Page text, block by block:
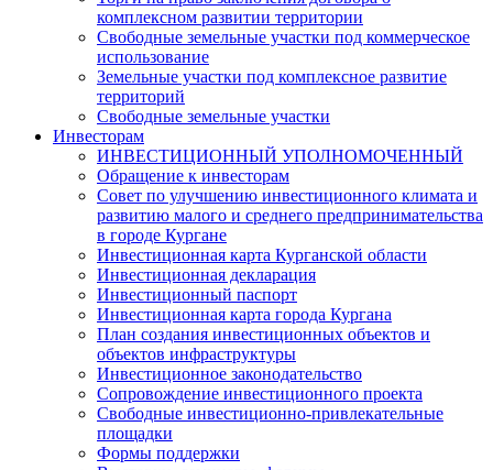
комплексном развитии территории
Свободные земельные участки под коммерческое
использование
Земельные участки под комплексное развитие
территорий
Свободные земельные участки
Инвесторам
ИНВЕСТИЦИОННЫЙ УПОЛНОМОЧЕННЫЙ
Обращение к инвесторам
Совет по улучшению инвестиционного климата и
развитию малого и среднего предпринимательства
в городе Кургане
Инвестиционная карта Курганской области
Инвестиционная декларация
Инвестиционный паспорт
Инвестиционная карта города Кургана
План создания инвестиционных объектов и
объектов инфраструктуры
Инвестиционное законодательство
Сопровождение инвестиционного проекта
Свободные инвестиционно-привлекательные
площадки
Формы поддержки